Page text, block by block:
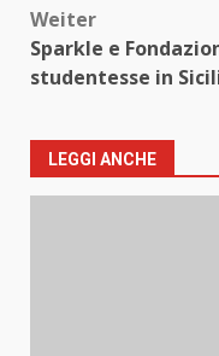
Weiter
Sparkle e
studentesse in
LEGGI ANCHE